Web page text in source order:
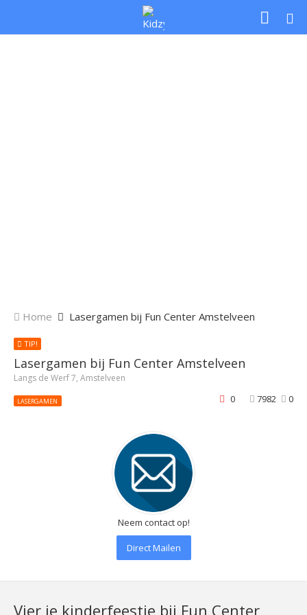
Home Lasergamen bij Fun Center Amstelveen
TIP!
Lasergamen bij Fun Center Amstelveen
Langs de Werf 7, Amstelveen
LASERGAMEN 7982 0
0
Neem contact op!
Direct Mailen
Vier je kinderfeestje bij Fun Center